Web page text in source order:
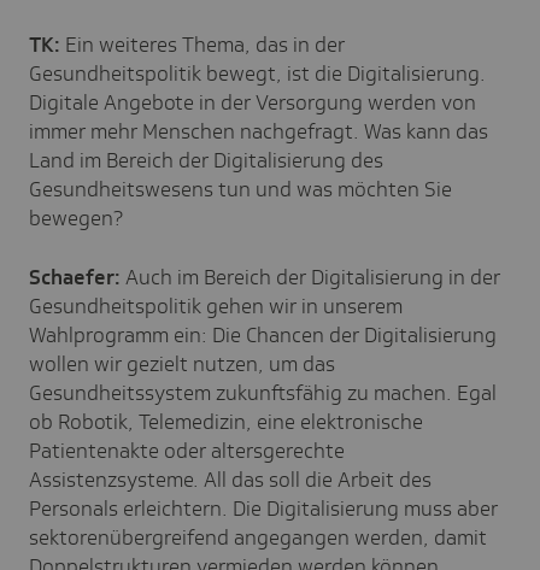
TK: Ein weiteres Thema, das in der
Gesundheitspolitik bewegt, ist die Digitalisierung.
Digitale Angebote in der Versorgung werden von
immer mehr Menschen nachgefragt. Was kann das
Land im Bereich der Digitalisierung des
Gesundheitswesens tun und was möchten Sie
bewegen?
Schaefer: Auch im Bereich der Digitalisierung in der
Gesundheitspolitik gehen wir in unserem
Wahlprogramm ein: Die Chancen der Digitalisierung
wollen wir gezielt nutzen, um das
Gesundheitssystem zukunftsfähig zu machen. Egal
ob Robotik, Telemedizin, eine elektronische
Patientenakte oder altersgerechte
Assistenzsysteme. All das soll die Arbeit des
Personals erleichtern. Die Digitalisierung muss aber
sektorenübergreifend angegangen werden, damit